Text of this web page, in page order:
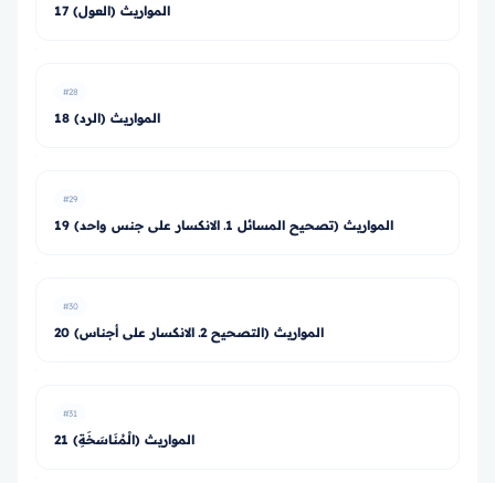
17 المواريث (العول)
#28
18 المواريث (الرد)
#29
19 المواريث (تصحيح المسائل 1ـ الانكسار على جنس واحد)
#30
20 المواريث (التصحيح 2ـ الانكسار على أجناس)
#31
21 المواريث (الْمُنَاسَخَةِ)